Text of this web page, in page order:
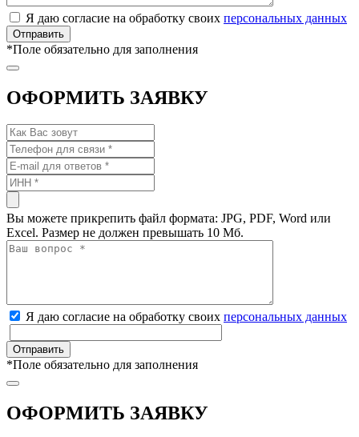
Я даю согласие на обработку своих персональных данных
*Поле обязательно для заполнения
ОФОРМИТЬ ЗАЯВКУ
Вы можете прикрепить файл формата: JPG, PDF, Word или
Excel. Размер не должен превышать 10 Мб.
Я даю согласие на обработку своих персональных данных
*Поле обязательно для заполнения
ОФОРМИТЬ ЗАЯВКУ